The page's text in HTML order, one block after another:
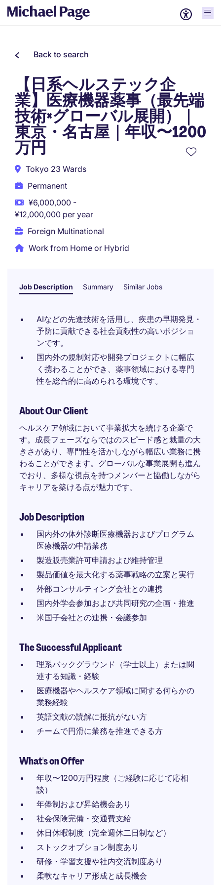
Back to search
【日系ヘルステック企
業】医療機器薬事（最先端
技術×グローバル展開）｜
東京・名古屋｜年収〜1200
万円
Tokyo 23 Wards
Permanent
¥6,000,000 -
¥12,000,000 per year
Foreign Multinational
Work from Home or Hybrid
Job Description Summary Similar Jobs
AIなどの先進技術を活用し、疾患の早期発見・
予防に貢献できる社会貢献性の高いポジショ
ンです。
国内外の規制対応や開発プロジェクトに幅広
く携わることができ、薬事領域における専門
性を総合的に高められる環境です。
About Our Client
ヘルスケア領域において事業拡大を続ける企業で
す。成長フェーズならではのスピード感と裁量の大
きさがあり、専門性を活かしながら幅広い業務に携
わることができます。グローバルな事業展開も進ん
でおり、多様な視点を持つメンバーと協働しながら
キャリアを築ける点が魅力です。
Job Description
国内外の体外診断医療機器およびプログラム
医療機器の申請業務
製造販売業許可申請および維持管理
製品価値を最大化する薬事戦略の立案と実行
外部コンサルティング会社との連携
国内外学会参加および共同研究の企画・推進
米国子会社との連携・会議参加
The Successful Applicant
理系バックグラウンド（学士以上）または関
連する知識・経験
医療機器やヘルスケア領域に関する何らかの
業務経験
英語文献の読解に抵抗がない方
チームで円滑に業務を推進できる方
What's on Offer
年収〜1200万円程度（ご経験に応じて応相
談）
年俸制および昇給機会あり
社会保険完備・交通費支給
休日休暇制度（完全週休二日制など）
ストックオプション制度あり
研修・学習支援や社内交流制度あり
柔軟なキャリア形成と成長機会